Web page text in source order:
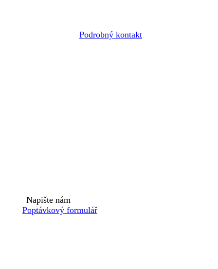
Podrobný kontakt
Napište nám
Poptávkový formulář